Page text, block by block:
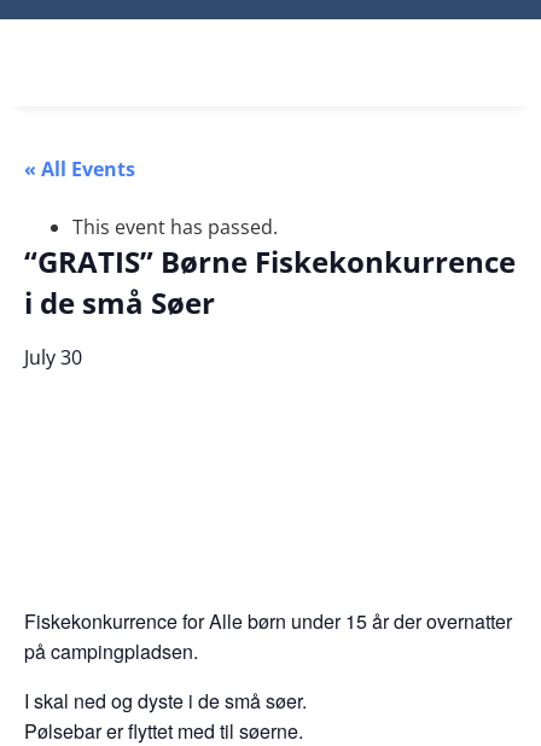
« All Events
This event has passed.
“GRATIS” Børne Fiskekonkurrence
i de små Søer
July 30
Fiskekonkurrence for Alle børn under 15 år der overnatter
på campingpladsen.
I skal ned og dyste i de små søer.
Pølsebar er flyttet med til søerne.